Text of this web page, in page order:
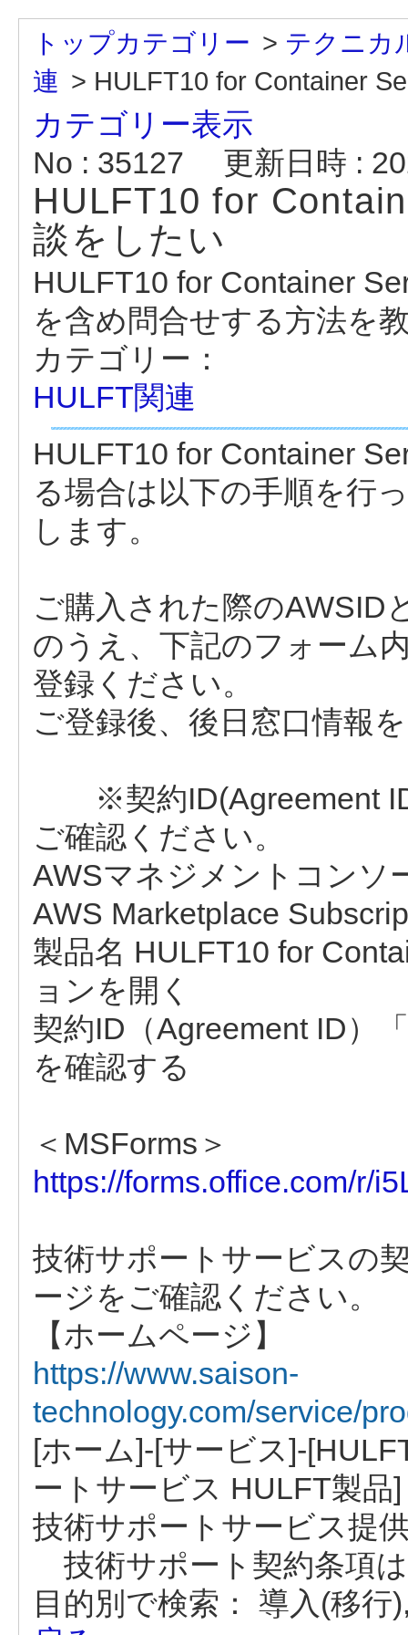
トップカテゴリー > テクニカ
連 > HULFT10 for Container
カテゴリー表示
No : 35127
更新日時 :
HULFT10 for
談をしたい
HULFT10 for Container
を含め問合せする方法を
カテゴリー：
HULFT関連
HULFT10 for Container
る場合は以下の手順を行
します。
ご購入された際のAWSID
のうえ、下記のフォーム
登録ください。
ご登録後、後日窓口情報
※契約ID(Agreement
ご確認ください。
AWSマネジメントコンソ
AWS Marketplace
製品名 HULFT10 for
ョンを開く
契約ID（Agreement ID）
を確認する
＜MSForms＞
https://forms.office.com/r/
技術サポートサービスの
ージをご確認ください。
【ホームページ】
https://www.saison-
technology.com/service/
[ホーム]-[サービス]-
ートサービス HULFT製品]
技術サポートサービス提
技術サポート契約条項
目的別で検索：
導入(移行